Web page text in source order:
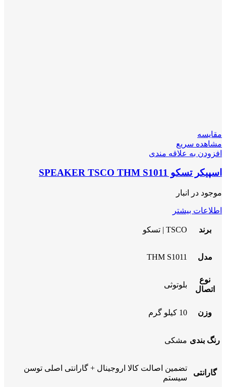
مقایسه
مشاهده سریع
افزودن به علاقه مندی
اسپیکر تسکو SPEAKER TSCO THM S1011
موجود در انبار
اطلاعات بیشتر
برند TSCO | تسکو
مدل THM S1011
نوع
اتصال
بلوتوثی
وزن 10 کیلو گرم
رنگ بندی مشکی
گارانتی
تضمین اصالت کالا اروجینال + گارانتی اصلی توسن
سیستم